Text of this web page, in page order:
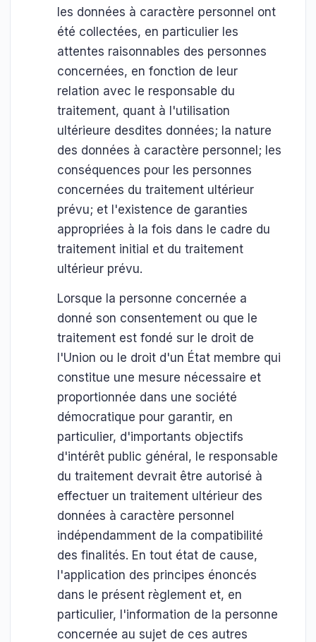
les données à caractère personnel ont
été collectées, en particulier les
attentes raisonnables des personnes
concernées, en fonction de leur
relation avec le responsable du
traitement, quant à l'utilisation
ultérieure desdites données; la nature
des données à caractère personnel; les
conséquences pour les personnes
concernées du traitement ultérieur
prévu; et l'existence de garanties
appropriées à la fois dans le cadre du
traitement initial et du traitement
ultérieur prévu.
Lorsque la personne concernée a
donné son consentement ou que le
traitement est fondé sur le droit de
l'Union ou le droit d'un État membre qui
constitue une mesure nécessaire et
proportionnée dans une société
démocratique pour garantir, en
particulier, d'importants objectifs
d'intérêt public général, le responsable
du traitement devrait être autorisé à
effectuer un traitement ultérieur des
données à caractère personnel
indépendamment de la compatibilité
des finalités. En tout état de cause,
l'application des principes énoncés
dans le présent règlement et, en
particulier, l'information de la personne
concernée au sujet de ces autres